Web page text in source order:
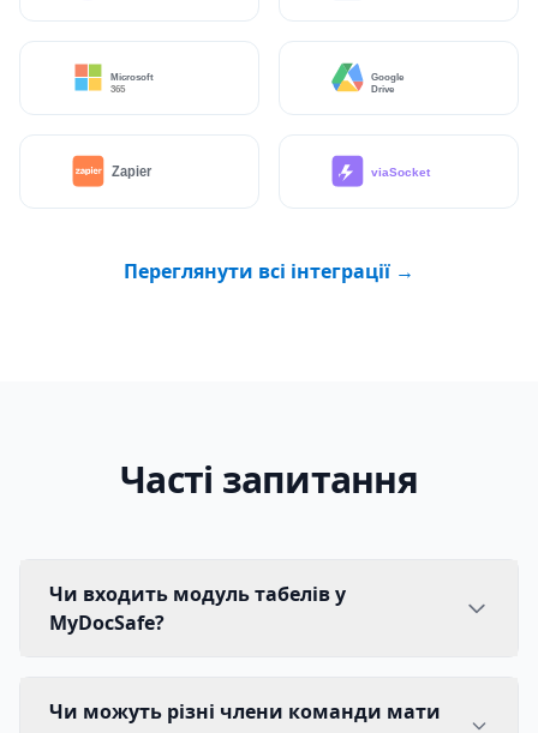
Переглянути всі інтеграції →
Часті запитання
Чи входить модуль табелів у
MyDocSafe?
Чи можуть різні члени команди мати